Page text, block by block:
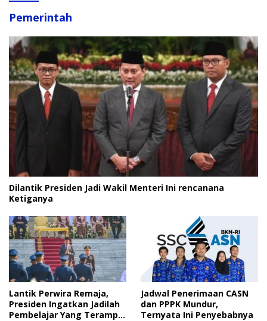
Pemerintah
Dilantik Presiden Jadi Wakil Menteri Ini rencanana
Ketiganya
Lantik Perwira Remaja,
Presiden Ingatkan Jadilah
Pembelajar Yang Terampil
Jadwal Penerimaan CASN
dan PPPK Mundur,
Ternyata Ini Penyebabnya